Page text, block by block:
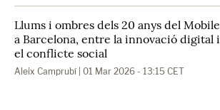
Llums i ombres dels 20 anys del Mobile
a Barcelona, entre la innovació digital i
el conflicte social
Aleix Camprubí | 01 Mar 2026 - 13:15 CET